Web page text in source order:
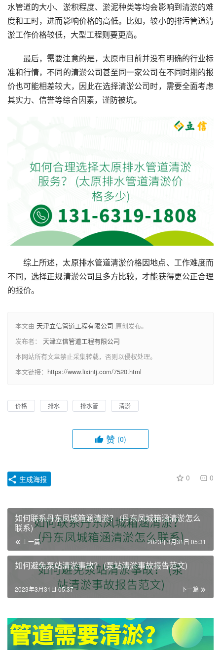
水管道的大小、淤积程度、淤泥种类等均会影响到清淤的难
度和工时，进而影响价格的高低。比如，较小的排污管道清
淤工作价格较低，大型工程则要更高。
最后，需要注意的是，太原市目前并没有明确的行业标
准和行情，不同的清淤公司甚至同一家公司在不同时期的报
价也可能相差较大，因此在选择清淤公司时，需要全面考虑
其实力、信誉等综合因素，谨防被坑。
综上所述，太原排水管道清淤价格因地点、工作难度而
不同，选择正规清淤公司且多方比较，才能获得更公正合理
的报价。
本文由 天津立信管道工程有限公司 原创发布。
发布者： 天津立信管道工程有限公司
本网站所有文章禁止采集转载，否则以侵权处理。
本文链接： https://www.lixintj.com/7520.html
价格 排水 排水管 清淤
赞 (0)
0 0
生成海报
如何联系丹东凤城箱涵清淤？ (丹东凤城箱涵清淤怎么
联系)
上一篇 2023年3月31日 05:31
如何避免泵站清淤事故？ (泵站清淤事故报告范文)
下一篇
2023年3月31日 05:37